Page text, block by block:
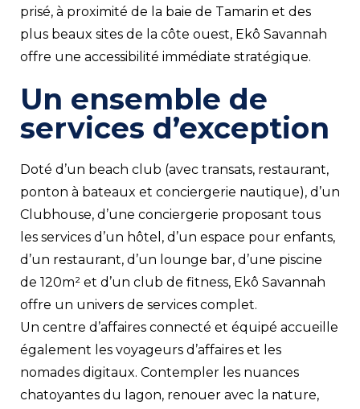
prisé, à proximité de la baie de Tamarin et des
plus beaux sites de la côte ouest, Ekô Savannah
offre une accessibilité immédiate stratégique.
Un ensemble de
services d’exception
Doté d’un beach club (avec transats, restaurant,
ponton à bateaux et conciergerie nautique), d’un
Clubhouse, d’une conciergerie proposant tous
les services d’un hôtel, d’un espace pour enfants,
d’un restaurant, d’un lounge bar, d’une piscine
de 120m² et d’un club de fitness, Ekô Savannah
offre un univers de services complet.
Un centre d’affaires connecté et équipé accueille
également les voyageurs d’affaires et les
nomades digitaux. Contempler les nuances
chatoyantes du lagon, renouer avec la nature,